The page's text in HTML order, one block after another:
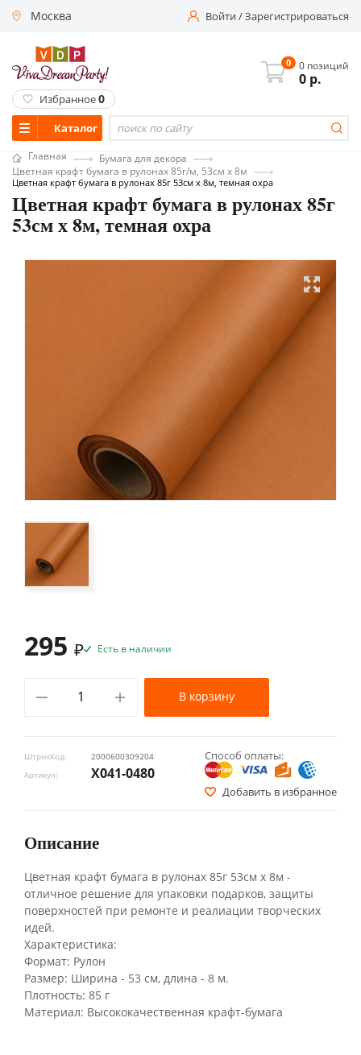
Москва Войти/Зарегистрироваться
Каталог
0 0 позиций
0 р.
Избранное0
Главная
Бумага для декора
Цветная крафт бумага в рулонах 85г/м, 53см х 8м
Цветная крафт бумага в рулонах 85г 53см х 8м, темная охра
Цветная крафт бумага в рулонах 85г
53см х 8м, темная охра
ШтрихКод:
2000600309204
Артикул:
Х041-0480
Способ оплаты:
Добавить в избранное
295 ₽ Есть в наличии
В корзину
Описание
Цветная крафт бумага в рулонах 85г 53см х 8м -
отличное решение для упаковки подарков, защиты
поверхностей при ремонте и реалиации творческих
идей.
Характеристика:
Формат: Рулон
Размер: Ширина - 53 см, длина - 8 м.
Плотность: 85 г
Материал: Высококачественная крафт-бумага